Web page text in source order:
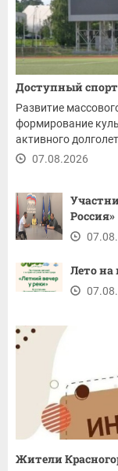
Доступный спорт
Развитие
формирование
активного
07.08.2026
Россия»
Лето на
Жители